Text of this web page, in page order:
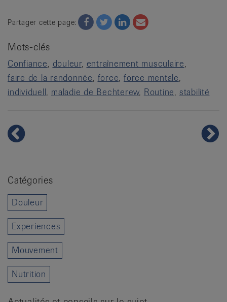
Partager cette page: Facebook
TwitterTwitterEmail
Mots-clés
Confiance douleur entraînement musculaire
faire de la randonnée force force mentale
individuell maladie de Bechterew Routine stabilité
Catégories
Douleur
Experiences
Mouvement
Nutrition